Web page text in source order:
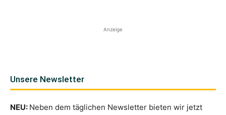
Anzeige
Unsere Newsletter
NEU: Neben dem täglichen Newsletter bieten wir jetzt